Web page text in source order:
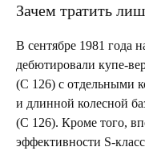
Зачем тратить
В сентябре 1981 года
дебютировали купе-
(C 126) с отдельными
и длинной колесной
(C 126). Кроме того,
эффективности S-
Заказать печатный